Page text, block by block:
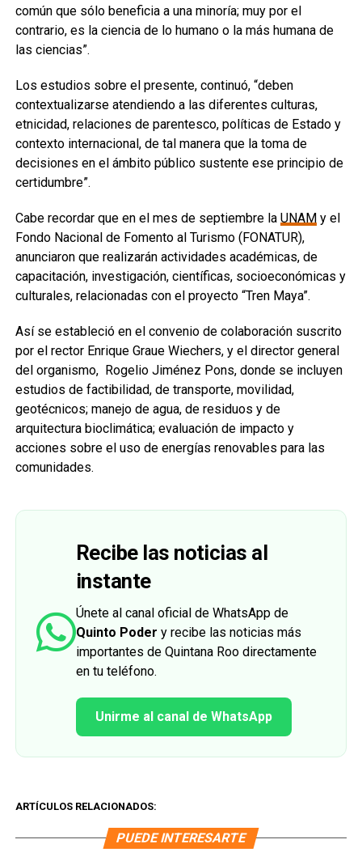
común que sólo beneficia a una minoría; muy por el
contrario, es la ciencia de lo humano o la más humana de
las ciencias”.
Los estudios sobre el presente, continuó, “deben
contextualizarse atendiendo a las diferentes culturas,
etnicidad, relaciones de parentesco, políticas de Estado y
contexto internacional, de tal manera que la toma de
decisiones en el ámbito público sustente ese principio de
certidumbre”.
Cabe recordar que en el mes de septiembre la UNAMy el
Fondo Nacional de Fomento al Turismo (FONATUR),
anunciaron que realizarán actividades académicas, de
capacitación, investigación, científicas, socioeconómicas y
culturales, relacionadas con el proyecto “Tren Maya”.
Así se estableció en el convenio de colaboración suscrito
por el rector Enrique Graue Wiechers, y el director general
del organismo, Rogelio Jiménez Pons, donde se incluyen
estudios de factibilidad, de transporte, movilidad,
geotécnicos; manejo de agua, de residuos y de
arquitectura bioclimática; evaluación de impacto y
acciones sobre el uso de energías renovables para las
comunidades.
Recibe las noticias al
instante
Únete al canal oficial de WhatsApp de
Quinto Poder y recibe las noticias más
importantes de Quintana Roo directamente
en tu teléfono.
Unirme al canal de WhatsApp
ARTÍCULOS RELACIONADOS:
PUEDE INTERESARTE